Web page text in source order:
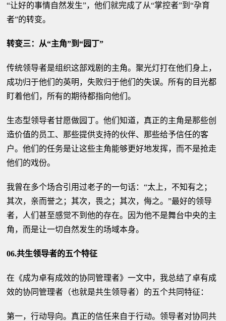
“让好的事情自然发生”，他们就完成了从“掌控者”到“孕育
者”的转变。
转变三：从“主角”到“园丁”
传统领导者是组织这部戏剧的主角。聚光灯打在他们身上，
成功归于他们的英明，失败归于他们的失误。所有的目光都
盯着他们，所有的期待都指向他们。
生态型领导者甘愿做园丁。他们知道，真正的主角是那些创
造价值的员工、那些提供支持的伙伴、那些给予信任的客
户。他们的任务是让这些主角能够更好地发挥，而不是抢走
他们的戏份。
我曾在多个场合引用过老子的一句话：“太上，不知有之；
其次，亲而誉之；其次，畏之；其次，侮之。”最好的领导
者，人们甚至感觉不到他的存在。因为他不是舞台中央的主
角，而是让一切自然发生的场域本身。
06.共生领导者的五个特征
在《成为卓有成效的协同管理者》一文中，我总结了卓有成
效的协同管理者（也就是共生领导者）的五个共同特征：
第一，行动导向。真正的信任来自于行动。领导者对协同共